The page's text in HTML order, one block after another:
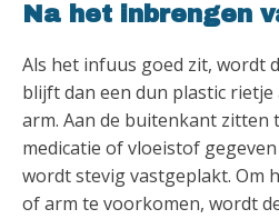
Na het inbrengen
Als het infuus goed zit, wordt
blijft dan een dun plastic
arm. Aan de buitenkant zitten
medicatie of vloeistof
wordt stevig vastgeplakt. Om
of arm te voorkomen, wordt